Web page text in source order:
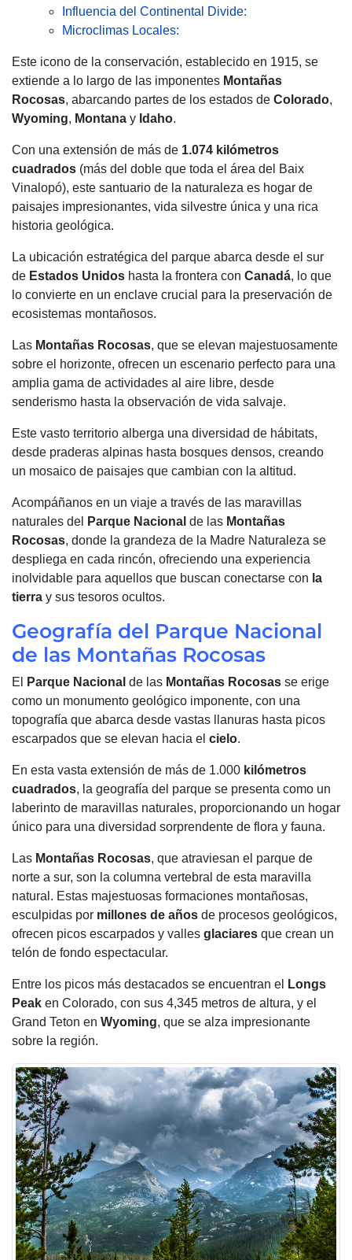
Influencia del Continental Divide:
Microclimas Locales:
Este icono de la conservación, establecido en 1915, se
extiende a lo largo de las imponentes Montañas
Rocosas, abarcando partes de los estados de Colorado,
Wyoming, Montana y Idaho.
Con una extensión de más de 1.074 kilómetros
cuadrados (más del doble que toda el área del Baix
Vinalopó), este santuario de la naturaleza es hogar de
paisajes impresionantes, vida silvestre única y una rica
historia geológica.
La ubicación estratégica del parque abarca desde el sur
de Estados Unidos hasta la frontera con Canadá, lo que
lo convierte en un enclave crucial para la preservación de
ecosistemas montañosos.
Las Montañas Rocosas, que se elevan majestuosamente
sobre el horizonte, ofrecen un escenario perfecto para una
amplia gama de actividades al aire libre, desde
senderismo hasta la observación de vida salvaje.
Este vasto territorio alberga una diversidad de hábitats,
desde praderas alpinas hasta bosques densos, creando
un mosaico de paisajes que cambian con la altitud.
Acompáñanos en un viaje a través de las maravillas
naturales del
Parque Nacional de las Montañas
Rocosas, donde la grandeza de la Madre Naturaleza se
despliega en cada rincón, ofreciendo una experiencia
inolvidable para aquellos que buscan conectarse con la
tierra y sus tesoros ocultos.
Geografía del Parque Nacional
de las Montañas Rocosas
El Parque Nacional de las Montañas Rocosas se erige
como un monumento geológico imponente, con una
topografía que abarca desde vastas llanuras hasta picos
escarpados que se elevan hacia el cielo.
En esta vasta extensión de más de 1.000 kilómetros
cuadrados, la geografía del parque se presenta como un
laberinto de maravillas naturales, proporcionando un hogar
único para una diversidad sorprendente de flora y fauna.
Las Montañas Rocosas, que atraviesan el parque de
norte a sur, son la columna vertebral de esta maravilla
natural. Estas majestuosas formaciones montañosas,
esculpidas por millones de años de procesos geológicos,
ofrecen picos escarpados y valles glaciares que crean un
telón de fondo espectacular.
Entre los picos más destacados se encuentran el
Longs
Peak en Colorado, con sus 4,345 metros de altura, y el
Grand Teton en Wyoming, que se alza impresionante
sobre la región.